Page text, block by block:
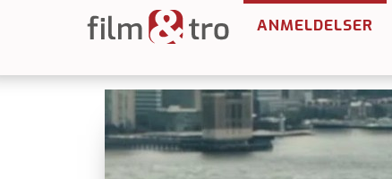
ANMELDELSER